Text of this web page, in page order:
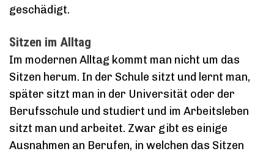
geschädigt.
Sitzen im Alltag
Im modernen Alltag kommt man nicht um das
Sitzen herum. In der Schule sitzt und lernt man,
später sitzt man in der Universität oder der
Berufsschule und studiert und im Arbeitsleben
sitzt man und arbeitet. Zwar gibt es einige
Ausnahmen an Berufen, in welchen das Sitzen